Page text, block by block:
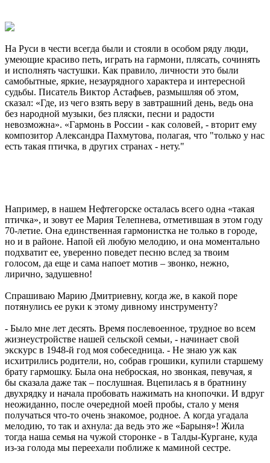
На Руси в чести всегда были и стояли в особом ряду люди,
умеющие красиво петь, играть на гармони, плясать, сочинять
и исполнять частушки. Как правило, личности это были
самобытные, яркие, незаурядного характера и интересной
судьбы. Писатель Виктор Астафьев, размышляя об этом,
сказал: «Где, из чего взять веру в завтрашний день, ведь она
без народной музыки, без пляски, песни и радости
невозможна». «Гармонь в России - как соловей, - вторит ему
композитор Александра Пахмутова, полагая, что "только у нас
есть такая птичка, в других странах - нету."
Например, в нашем Нефтегорске осталась всего одна «такая
птичка», и зовут ее Мария Телепнева, отметившая в этом году
70-летие. Она единственная гармонистка не только в городе,
но и в районе. Напой ей любую мелодию, и она моментально
подхватит ее, уверенно поведет песню вслед за твоим
голосом, да еще и сама напоет мотив – звонко, нежно,
лирично, задушевно!
Спрашиваю Марию Дмитриевну, когда же, в какой поре
потянулись ее руки к этому дивному инструменту?
- Было мне лет десять. Время послевоенное, трудное во всем
жизнеустройстве нашей сельской семьи, - начинает свой
экскурс в 1948-й год моя собеседница. - Не знаю уж как
исхитрились родители, но, собрав грошики, купили старшему
брату гармошку. Была она неброская, но звонкая, певучая, я
бы сказала даже так – послушная. Вцепилась я в братнину
двухрядку и начала пробовать нажимать на кнопочки. И вдруг
неожиданно, после очередной моей пробы, стало у меня
получаться что-то очень знакомое, родное. А когда угадала
мелодию, то так и ахнула: да ведь это же «Барыня»! Жила
тогда наша семья на чужой сторонке - в Талды-Кургане, куда
из-за голода мы переехали поближе к маминой сестре.